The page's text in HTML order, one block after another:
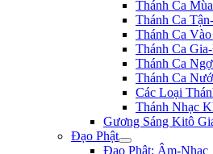
Thánh Ca
Thánh Ca
Thánh Ca
Thánh Ca
Thánh Ca
Thánh Ca
Các Loại
Thánh Nhạc
Gương Sáng Kitô
Đạo Phật
Đạo Phật: Âm-Nhạc